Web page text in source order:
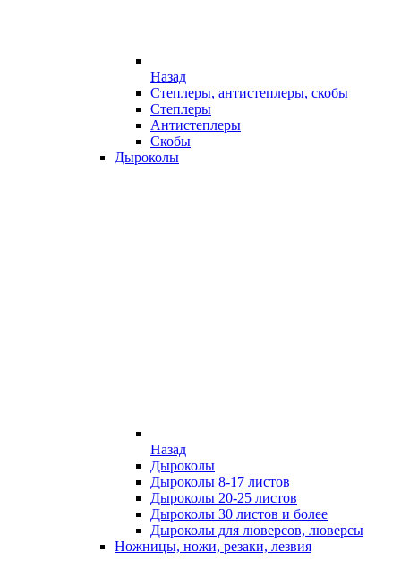
Назад
Степлеры, антистеплеры, скобы
Степлеры
Антистеплеры
Скобы
Дыроколы
Назад
Дыроколы
Дыроколы 8-17 листов
Дыроколы 20-25 листов
Дыроколы 30 листов и более
Дыроколы для люверсов, люверсы
Ножницы, ножи, резаки, лезвия